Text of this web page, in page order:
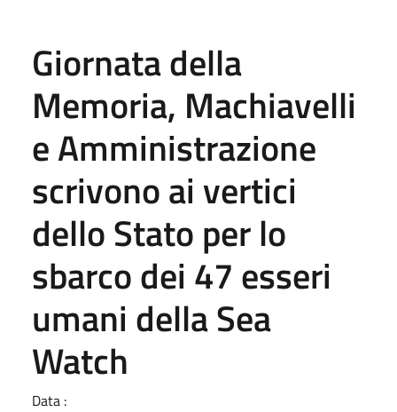
Giornata della
Memoria, Machiavelli
e Amministrazione
scrivono ai vertici
dello Stato per lo
sbarco dei 47 esseri
umani della Sea
Watch
Data :